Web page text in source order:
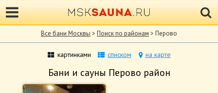
Все бани Москвы > Поиск по районам > Перово
картинками списком на карте
Бани и сауны Перово район